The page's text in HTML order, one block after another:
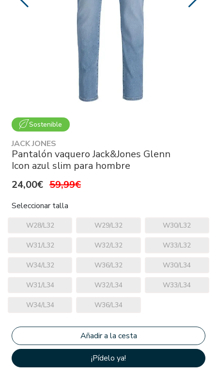
Sostenible
JACK JONES
Pantalón vaquero Jack&Jones Glenn
Icon azul slim para hombre
24,00€ 59,99€
Seleccionar talla
W28/L32 W29/L32 W30/L32
W31/L32 W32/L32 W33/L32
W34/L32 W36/L32 W30/L34
W31/L34 W32/L34 W33/L34
W34/L34 W36/L34
¡Pídelo ya!